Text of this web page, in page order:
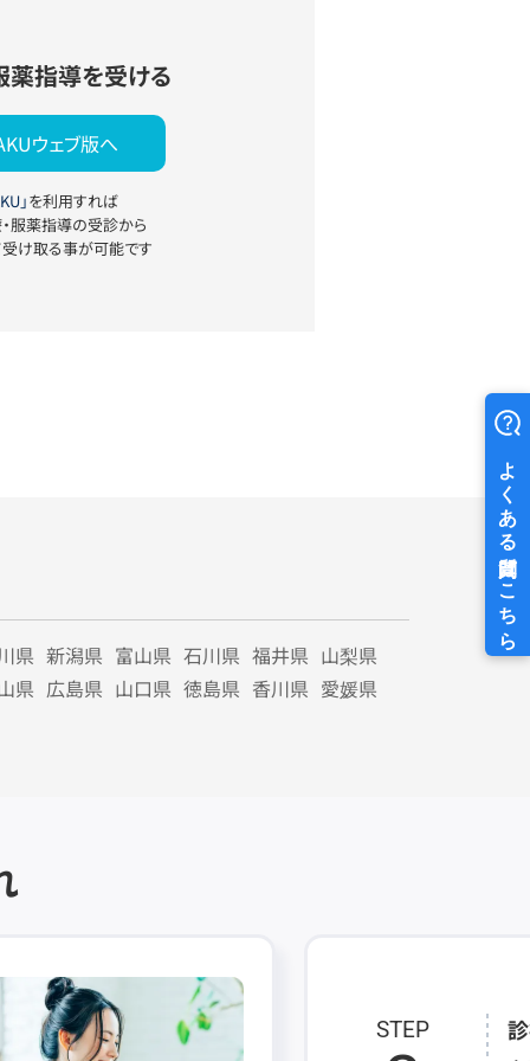
薬指導を受ける
ウェブ版へ
」を利用すれば
服薬指導の受診から
け取る事が可能です
県 新潟県 富山県 石川県 福井県 山梨県
県 広島県 山口県 徳島県 香川県 愛媛県
STEP